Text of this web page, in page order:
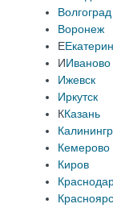
Волгоград
Воронеж
Е
ИИваново
Ижевск
Иркутск
ККазань
Кемерово
Киров